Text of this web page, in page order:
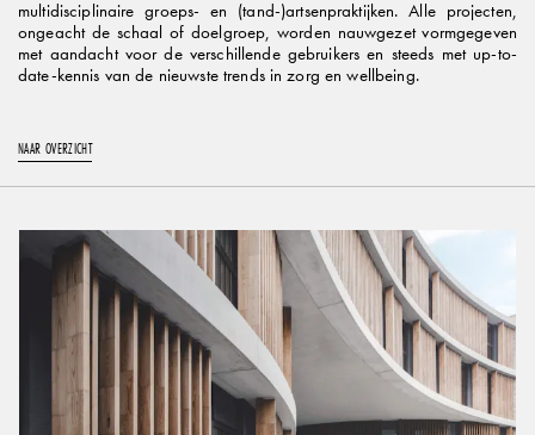
multidisciplinaire groeps- en (tand-)artsenpraktijken. Alle projecten,
ongeacht de schaal of doelgroep, worden nauwgezet vormgegeven
met aandacht voor de verschillende gebruikers en steeds met up-to-
date-kennis van de nieuwste trends in zorg en wellbeing.
NAAR OVERZICHT